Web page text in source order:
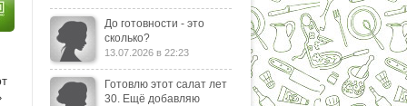
До готовности - это
сколько?
13.07.2026 в 22:23
Готовлю этот салат лет
30. Ещё добавляю